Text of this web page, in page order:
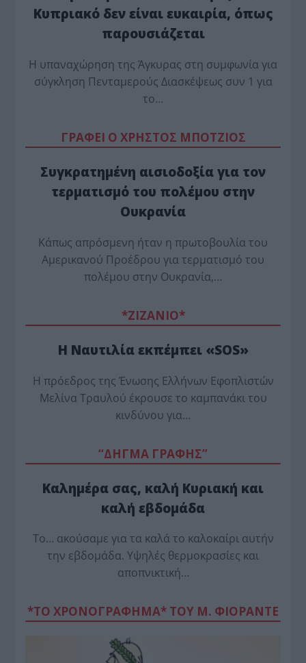
Κυπριακό δεν είναι ευκαιρία, όπως
παρουσιάζεται
Η υπαναχώρηση της Άγκυρας στη συμφωνία για
σύγκληση Πενταμερούς Διασκέψεως συν 1 για
το…
ΓΡΑΦΕΙ Ο ΧΡΗΣΤΟΣ ΜΠΟΤΖΙΟΣ
Συγκρατημένη αισιοδοξία για τον
τερματισμό του πολέμου στην
Ουκρανία
Κάπως απρόσμενη ήταν η πρωτοβουλία του
Αμερικανού Προέδρου για τερματισμό του
πολέμου στην Ουκρανία,…
*ZΙΖΑΝΙΟ*
Η Ναυτιλία εκπέμπει «SOS»
Η πρόεδρος της Ένωσης Ελλήνων Εφοπλιστών
Μελίνα Τραυλού έ­κρουσε το καμπανάκι του
κινδύνου για…
“ΔΗΓΜΑ ΓΡΑΦΗΣ”
Καλημέρα σας, καλή Κυριακή και
καλή εβδομάδα
Το… ακούσαμε για τα καλά το καλοκαίρι αυτήν
την εβδομάδα. Υψηλές θερμοκρασίες και
αποπνικτική…
*ΤΟ ΧΡΟΝΟΓΡΑΦΗΜΑ* ΤΟΥ Μ. ΦΙΟΡΆΝΤΕ